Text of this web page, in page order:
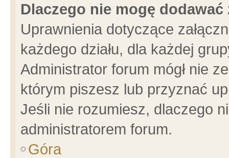
Dlaczego nie mogę dodawać
Uprawnienia dotyczące
każdego działu, dla każdej
Administrator forum mógł nie
którym piszesz lub przyznać
Jeśli nie rozumiesz, dlaczego
administratorem forum.
Góra